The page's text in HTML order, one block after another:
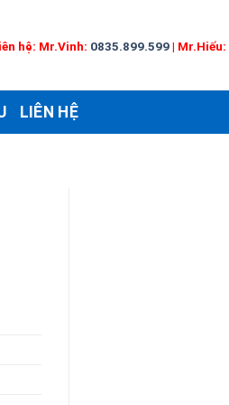
hệ: Mr.Vinh: 0835.899.599| Mr.Hiếu:
LIÊN HỆ